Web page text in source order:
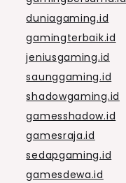
duniagaming.id
gamingterbaik.id
jeniusgaming.id
saunggaming.id
shadowgaming.id
gamesshadow.id
gamesraja.id
sedapgaming.id
gamesdewa.id